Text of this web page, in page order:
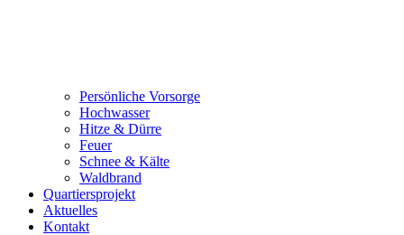
Persönliche Vorsorge
Hochwasser
Hitze & Dürre
Feuer
Schnee & Kälte
Waldbrand
Quartiersprojekt
Aktuelles
Kontakt